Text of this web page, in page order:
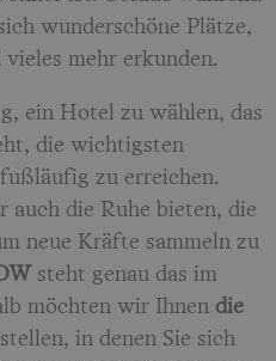
wunderschöne Plätze,
mehr erkunden.
ein Hotel zu wählen, das
die wichtigsten
zu erreichen.
auch die Ruhe bieten, die
neue Kräfte sammeln zu
steht genau das im
möchten wir Ihnen die
in denen Sie sich